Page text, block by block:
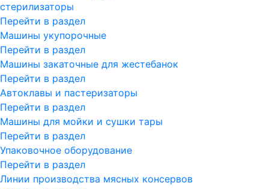
стерилизаторы
Перейти в раздел
Машины укупорочные
Перейти в раздел
Машины закаточные для жестебанок
Перейти в раздел
Автоклавы и пастеризаторы
Перейти в раздел
Машины для мойки и сушки тары
Перейти в раздел
Упаковочное оборудование
Перейти в раздел
Линии производства мясных консервов